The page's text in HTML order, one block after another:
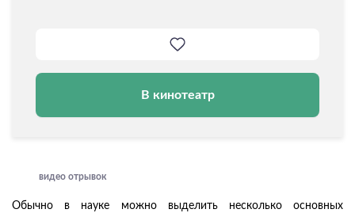
В кинотеатр
видео отрывок
Обычно в науке можно выделить несколько основных